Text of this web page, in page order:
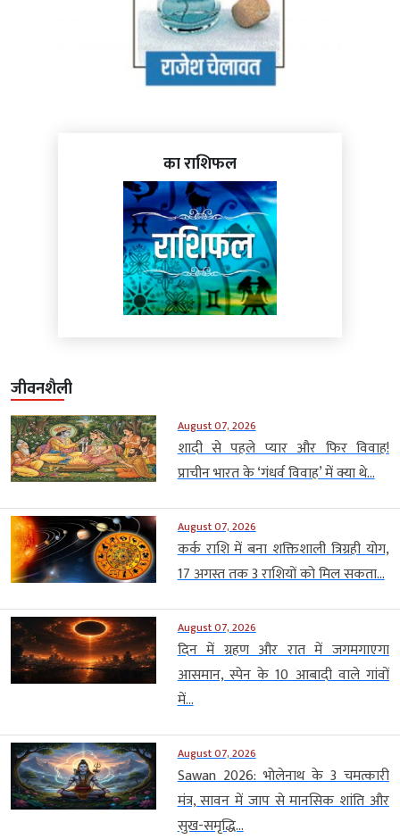
का राशिफल
जीवनशैली
August 07, 2026
शादी से पहले प्यार और फिर विवाह!
प्राचीन भारत के ‘गंधर्व विवाह’ में क्या थे...
August 07, 2026
कर्क राशि में बना शक्तिशाली त्रिग्रही योग,
17 अगस्त तक 3 राशियों को मिल सकता...
August 07, 2026
दिन में ग्रहण और रात में जगमगाएगा
आसमान, स्पेन के 10 आबादी वाले गांवों
में...
August 07, 2026
Sawan 2026: भोलेनाथ के 3 चमत्कारी
मंत्र, सावन में जाप से मानसिक शांति और
सुख-समृद्धि...